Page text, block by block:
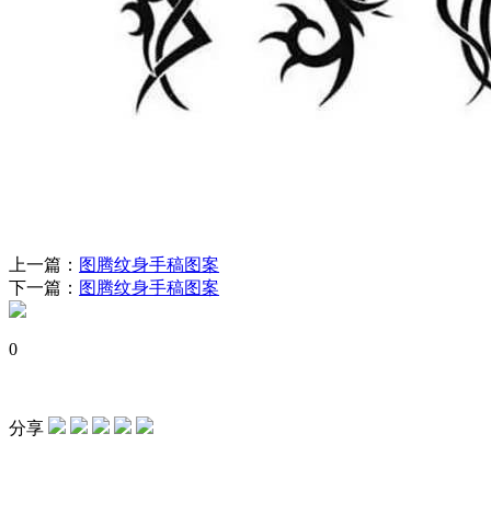
上一篇： 图腾纹身手稿图案
下一篇： 图腾纹身手稿图案
0
分享